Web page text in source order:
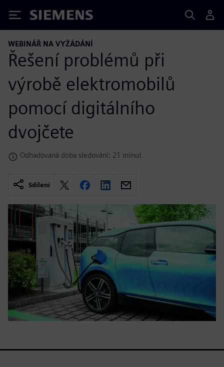
Siemens
WEBINÁŘ NA VYŽÁDÁNÍ
Řešení problémů při
výrobě elektromobilů
pomocí digitálního
dvojčete
Odhadovaná doba sledování: 21 minut
Sdílení